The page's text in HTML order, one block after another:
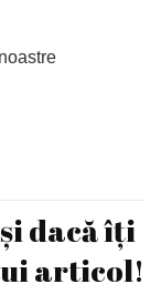
dacă îți
articol!